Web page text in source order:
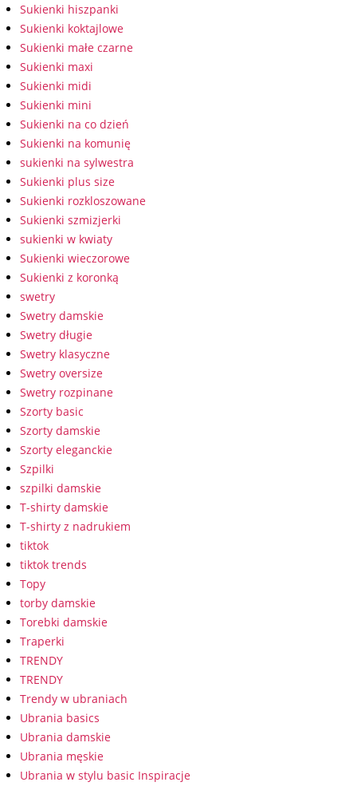
Sukienki hiszpanki
Sukienki koktajlowe
Sukienki małe czarne
Sukienki maxi
Sukienki midi
Sukienki mini
Sukienki na co dzień
Sukienki na komunię
sukienki na sylwestra
Sukienki plus size
Sukienki rozkloszowane
Sukienki szmizjerki
sukienki w kwiaty
Sukienki wieczorowe
Sukienki z koronką
swetry
Swetry damskie
Swetry długie
Swetry klasyczne
Swetry oversize
Swetry rozpinane
Szorty basic
Szorty damskie
Szorty eleganckie
Szpilki
szpilki damskie
T-shirty damskie
T-shirty z nadrukiem
tiktok
tiktok trends
Topy
torby damskie
Torebki damskie
Traperki
TRENDY
TRENDY
Trendy w ubraniach
Ubrania basics
Ubrania damskie
Ubrania męskie
Ubrania w stylu basic Inspiracje